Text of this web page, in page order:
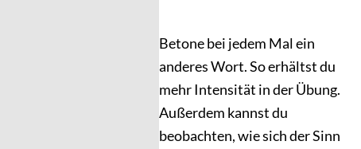
Betone bei jedem Mal ein
anderes Wort. So erhältst du
mehr Intensität in der Übung.
Außerdem kannst du
beobachten, wie sich der Sinn